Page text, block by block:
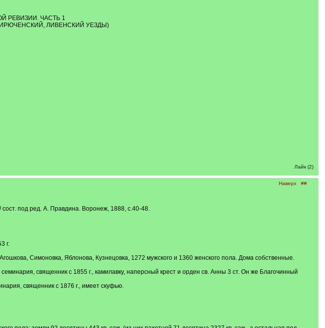
РЕВИЗИИ. ЧАСТЬ 1
ЛИВЕНСКИЙ УЕЗДЫ)
Лайк (2)
Наверх ##
под ред. А. Правдина. Воронеж, 1888, c.40-48.
г.
Симоновка, Яблонова, Кузнецовка, 1272 мужского и 1360 женского пола. Дома собственные.
священник с 1855 г., камилавку, наперсный крест и орден св. Анны 3 ст. Он же Благочинный
священник с 1876 г., имеет скуфью.